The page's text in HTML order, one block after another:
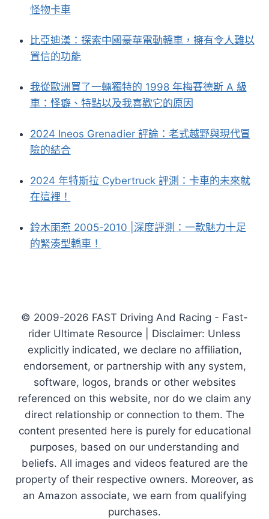
怪物卡車
比亞迪漢：探索中國豪華電動轎車，擁有令人難以
置信的功能
我從歐洲買了一輛獨特的 1998 年梅賽德斯 A 級
車：怪癖、特點以及我喜歡它的原因
2024 Ineos Grenadier 評論：老式越野與現代冒
險的結合
2024 年特斯拉 Cyber​​truck 評測：卡車的未來就
在這裡！
鈴木雨燕 2005-2010 |深度評測：一款魅力十足
的緊湊型轎車！
© 2009-2026 FAST Driving And Racing - Fast-
rider Ultimate Resource | Disclaimer: Unless
explicitly indicated, we declare no affiliation,
endorsement, or partnership with any system,
software, logos, brands or other websites
referenced on this website, nor do we claim any
direct relationship or connection to them. The
content presented here is purely for educational
purposes, based on our understanding and
beliefs. All images and videos featured are the
property of their respective owners. Moreover, as
an Amazon associate, we earn from qualifying
purchases.